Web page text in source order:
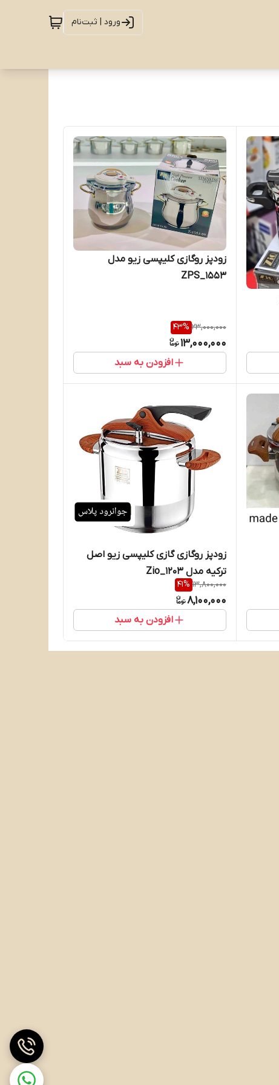
ورود | ثبت‌نام
زودپز روگازی کلیپسی زیو مدل
ZPS_1553
23,000,000
43%
13,000,000
افزودن به سبد
زودپز روگازی گازی کلیپسی زیو اصل
ترکیه مدل Zio_1203
13,800,000
41%
8,100,000
افزودن به سبد